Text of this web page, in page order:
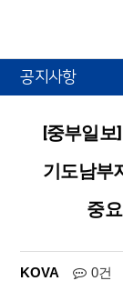
공지사항
[중부일
기도남부
중
KOVA 0건